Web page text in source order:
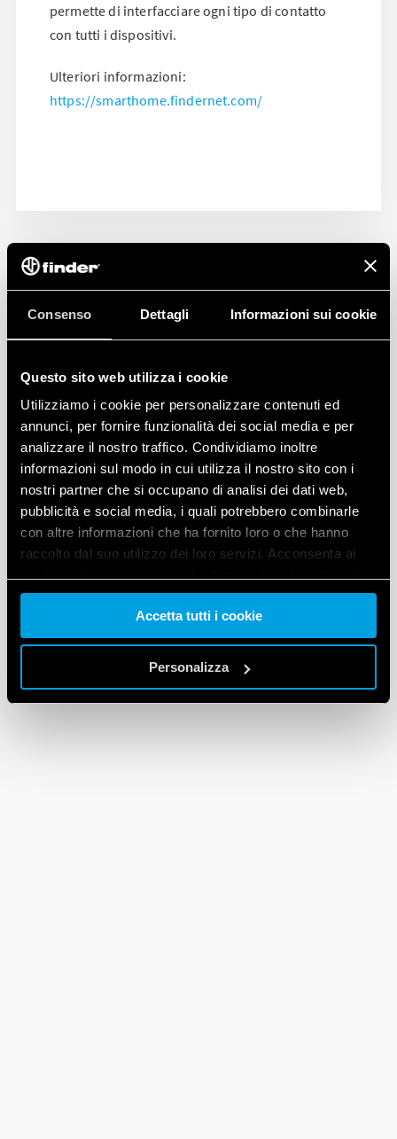
Consenso Dettagli Informazioni sui cookie
Questo sito web utilizza i cookie
Utilizziamo i cookie per personalizzare contenuti ed
annunci, per fornire funzionalità dei social media e per
analizzare il nostro traffico. Condividiamo inoltre
informazioni sul modo in cui utilizza il nostro sito con i
nostri partner che si occupano di analisi dei dati web,
pubblicità e social media, i quali potrebbero combinarle
con altre informazioni che ha fornito loro o che hanno
raccolto dal suo utilizzo dei loro servizi. Acconsenta ai
Vai alla Cookie Policy complet a
Accetta tutti i cookie
Personalizza
permette di interfacciare ogni tipo di contatto
con tutti i dispositivi.
Ulteriori informazioni:
https://smarthome.findernet.com/